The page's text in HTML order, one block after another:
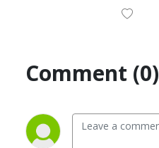
Comment (0)